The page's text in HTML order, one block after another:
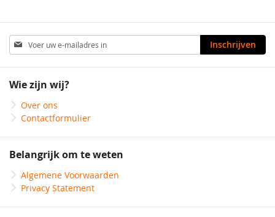
Abonneer
u
op
nieuwsbrief
Inschrijven
Wie zijn wij?
Over ons
Contactformulier
Belangrijk om te weten
Algemene Voorwaarden
Privacy Statement